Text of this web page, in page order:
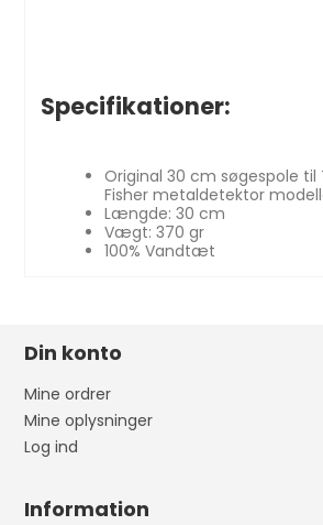
Specifikationer:
Original 30 cm søgespole til
Fisher metaldetektor
Længde: 30 cm
Vægt: 370 gr
100% Vandtæt
Din konto
Mine ordrer
Mine oplysninger
Log ind
Information